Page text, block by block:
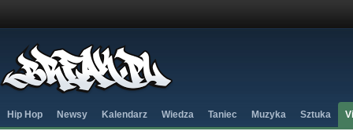
Hip Hop Newsy Kalendarz Wiedza Taniec Muzyka Sztuka